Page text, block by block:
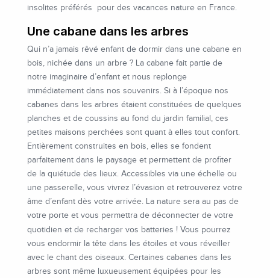
insolites préférés pour des vacances nature en France.
Une cabane dans les arbres
Qui n’a jamais rêvé enfant de dormir dans une cabane en
bois, nichée dans un arbre ? La cabane fait partie de
notre imaginaire d’enfant et nous replonge
immédiatement dans nos souvenirs. Si à l’époque nos
cabanes dans les arbres étaient constituées de quelques
planches et de coussins au fond du jardin familial, ces
petites maisons perchées sont quant à elles tout confort.
Entièrement construites en bois, elles se fondent
parfaitement dans le paysage et permettent de profiter
de la quiétude des lieux. Accessibles via une échelle ou
une passerelle, vous vivrez l’évasion et retrouverez votre
âme d’enfant dès votre arrivée. La nature sera au pas de
votre porte et vous permettra de déconnecter de votre
quotidien et de recharger vos batteries ! Vous pourrez
vous endormir la tête dans les étoiles et vous réveiller
avec le chant des oiseaux. Certaines cabanes dans les
arbres sont même luxueusement équipées pour les